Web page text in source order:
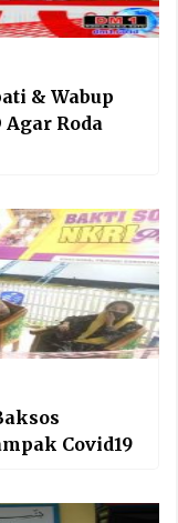
& Wabup
Roda
Covid19